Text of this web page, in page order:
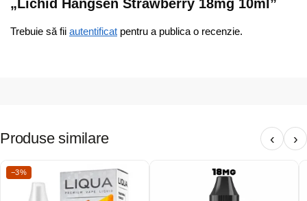
„Lichid Hangsen Strawberry 18mg 10ml”
Trebuie să fii autentificat pentru a publica o recenzie.
Produse similare ‹ ›
−3%